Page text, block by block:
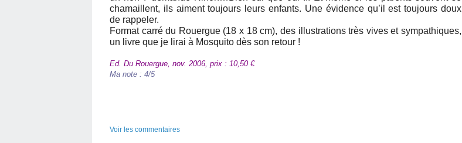
chamaillent, ils aiment toujours leurs enfants. Une évidence qu’il est toujours doux
de rappeler.
Format carré du Rouergue (18 x 18 cm), des illustrations très vives et sympathiques,
un livre que je lirai à Mosquito dès son retour !
Ed. Du Rouergue, nov. 2006, prix : 10,50 €
Ma note : 4/5
Voir les commentaires